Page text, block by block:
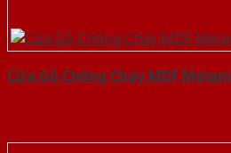
Cửa Gỗ Chống Cháy MDF